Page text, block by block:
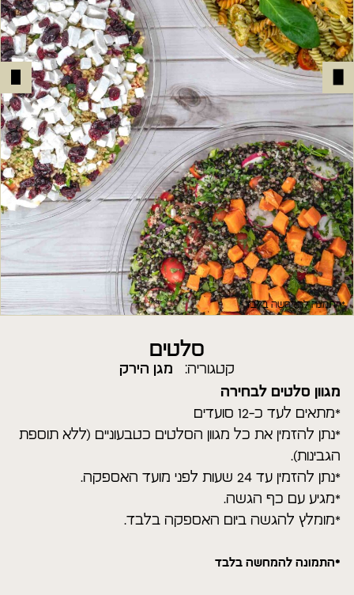
*התמונה להמחשה בלבד
סלטים
קטגוריה: מגן הירק
מגוון סלטים לבחירה
*מתאים לעד כ-12 סועדים
*נתן להזמין את כל מגוון הסלטים כטבעוניים (ללא תוספת
הגבינות).
*נתן להזמין עד 24 שעות לפני מועד האספקה.
*מגיע עם כף הגשה.
*מומלץ להגשה ביום האספקה בלבד.
*התמונה להמחשה בלבד